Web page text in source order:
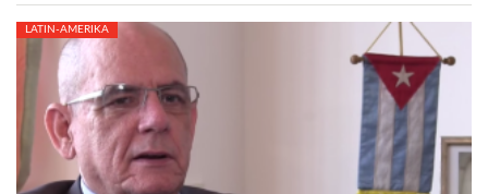
LATIN-AMERIKA